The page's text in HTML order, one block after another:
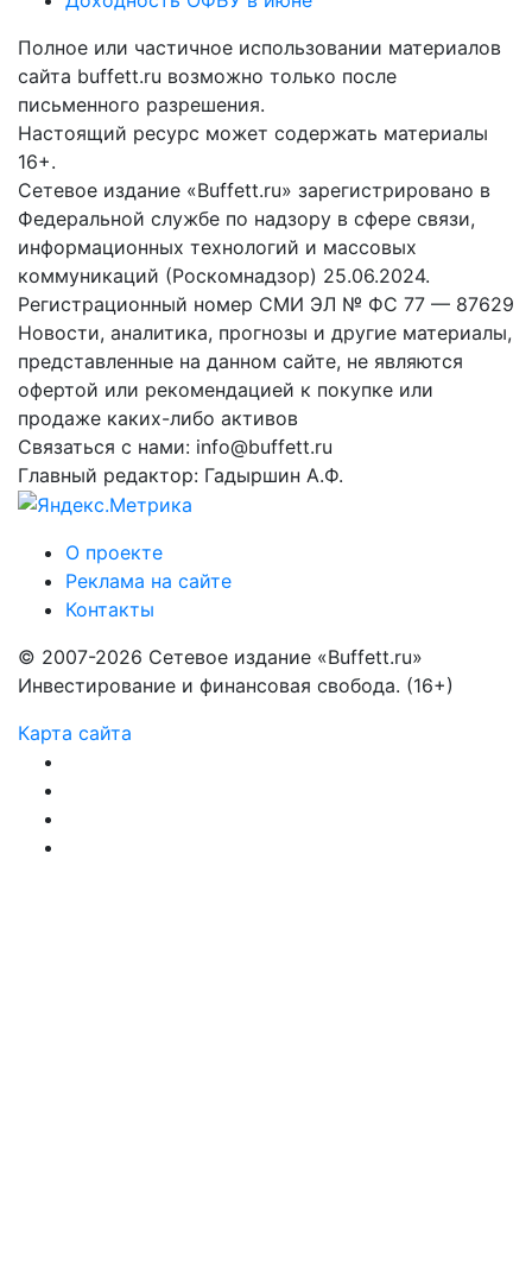
Полное или частичное использовании материалов
сайта buffett.ru возможно только после
письменного разрешения.
Настоящий ресурс может содержать материалы
16+.
Сетевое издание «Buffett.ru» зарегистрировано в
Федеральной службе по надзору в сфере связи,
информационных технологий и массовых
коммуникаций (Роскомнадзор) 25.06.2024.
Регистрационный номер СМИ ЭЛ № ФС 77 — 87629
Новости, аналитика, прогнозы и другие материалы,
представленные на данном сайте, не являются
офертой или рекомендацией к покупке или
продаже каких-либо активов
Связаться с нами: info@buffett.ru
Главный редактор: Гадыршин А.Ф.
О проекте
Реклама на сайте
Контакты
© 2007-2026 Сетевое издание «Buffett.ru»
Инвестирование и финансовая свобода. (16+)
Карта сайта